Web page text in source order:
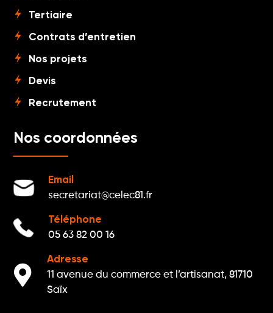
Tertiaire
Contrats d’entretien
Nos projets
Devis
Recrutement
Nos coordonnées
Email
secretariat@celec81.fr
Téléphone
05 63 82 00 16

Adresse
11 avenue du commerce et l’artisanat, 81710
Saïx